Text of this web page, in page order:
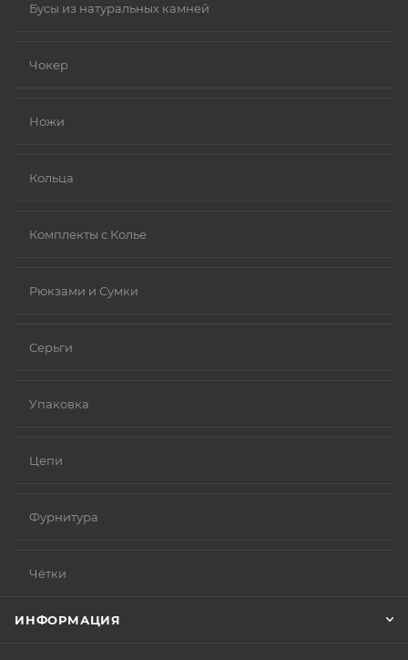
Бусы из натуральных камней
Чокер
Ножи
Кольца
Комплекты с Колье
Рюкзами и Сумки
Серьги
Упаковка
Цепи
Фурнитура
Чётки
ИНФОРМАЦИЯ